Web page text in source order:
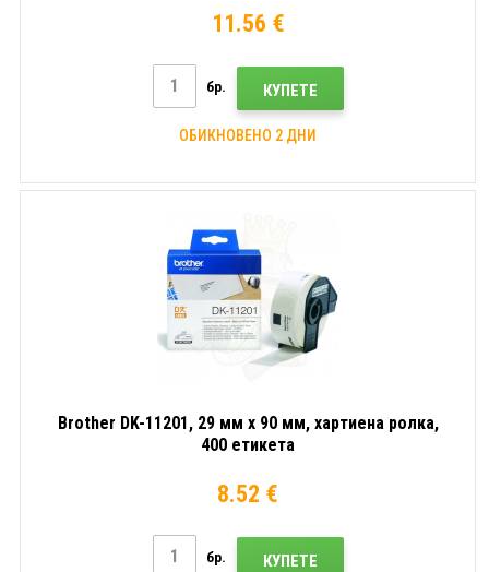
11.56 €
бр. КУПЕТЕ
ОБИКНОВЕНО 2 ДНИ
Brother DK-11201, 29 мм x 90 мм, хартиена ролка,
400 етикета
8.52 €
бр. КУПЕТЕ